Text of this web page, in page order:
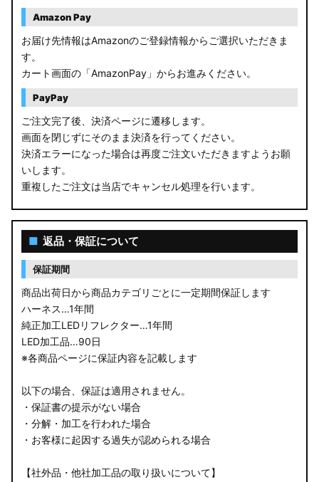
Amazon Pay
お届け先情報はAmazonのご登録情報からご選択いただきま
す。
カート画面の「AmazonPay」からお進みください。
PayPay
ご注文完了後、決済ページに遷移します。
画面を閉じずにそのまま決済を行ってください。
決済エラーになった場合は再度ご注文いただきますようお願
いします。
重複したご注文は当店でキャンセル処理を行います。
■ 返品・保証について
保証期間
商品出荷日から商品カテゴリごとに一定期間保証します
ハーネス…1年間
純正加工LEDリフレクター…1年間
LED加工品…90日
※各商品ページに保証内容を記載します
以下の場合、保証は適用されません。
・保証書の提示がない場合
・分解・加工を行われた場合
・お客様に起因する過失が認められる場合
【社外品・他社加工品の取り扱いについて】